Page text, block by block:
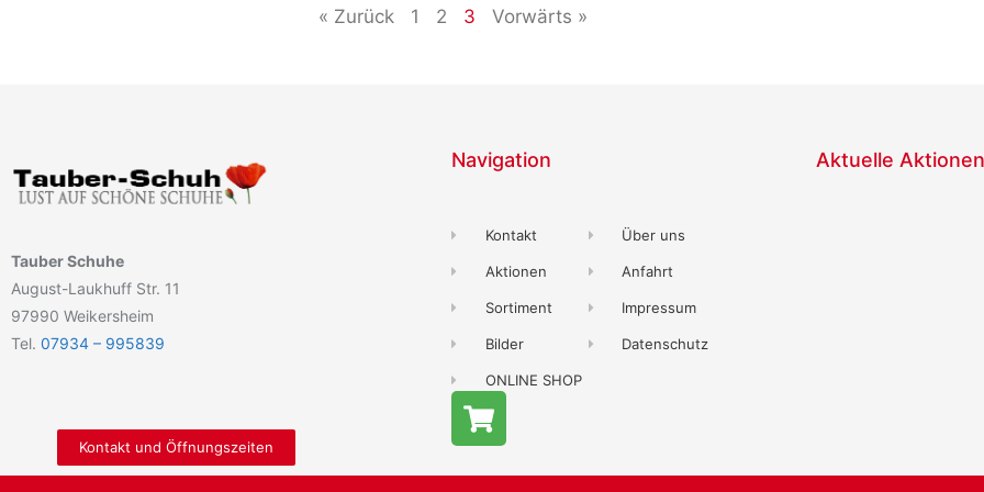
« Zurück 1 2 3 Vorwärts »
Tauber Schuhe
August-Laukhuff Str. 11
97990 Weikersheim
Tel. 07934 – 995839
Kontakt und Öffnungszeiten
Navigation
Kontakt
Aktionen
Sortiment
Bilder
ONLINE SHOP
Über uns
Anfahrt
Impressum
Datenschutz
Aktuelle